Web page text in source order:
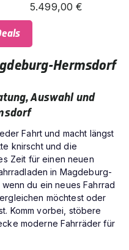
5.499,00 €
Hermsdorf
Auswahl und
Fahrt und macht längst
knirscht und die
Zeit für einen neuen
in Magdeburg-
du ein neues Fahrrad
möchtest oder
Komm vorbei, stöbere
moderne Fahrräder für